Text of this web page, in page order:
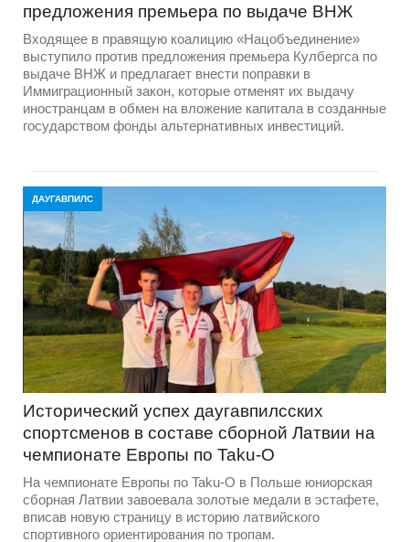
предложения премьера по выдаче ВНЖ
Входящее в правящую коалицию «Нацобъединение»
выступило против предложения премьера Кулбергса по
выдаче ВНЖ и предлагает внести поправки в
Иммиграционный закон, которые отменят их выдачу
иностранцам в обмен на вложение капитала в созданные
государством фонды альтернативных инвестиций.
ДАУГАВПИЛС
Исторический успех даугавпилсских
спортсменов в составе сборной Латвии на
чемпионате Европы по Taku-O
На чемпионате Европы по Taku-O в Польше юниорская
сборная Латвии завоевала золотые медали в эстафете,
вписав новую страницу в историю латвийского
спортивного ориентирования по тропам.